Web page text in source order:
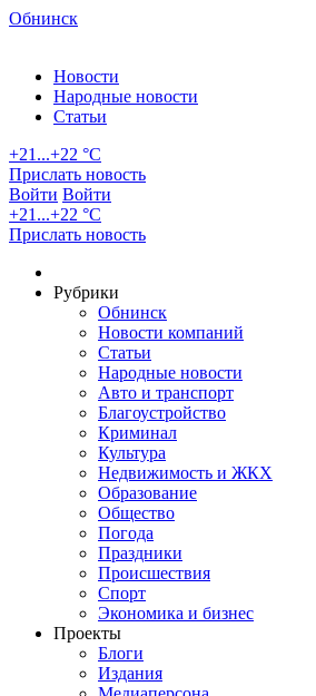
Обнинск
Новости
Народные новости
Статьи
+21...+22 °С
Прислать новость
Войти Войти
+21...+22 °С
Прислать новость
Рубрики
Обнинск
Новости компаний
Статьи
Народные новости
Авто и транспорт
Благоустройство
Криминал
Культура
Недвижимость и ЖКХ
Образование
Общество
Погода
Праздники
Происшествия
Спорт
Экономика и бизнес
Проекты
Блоги
Издания